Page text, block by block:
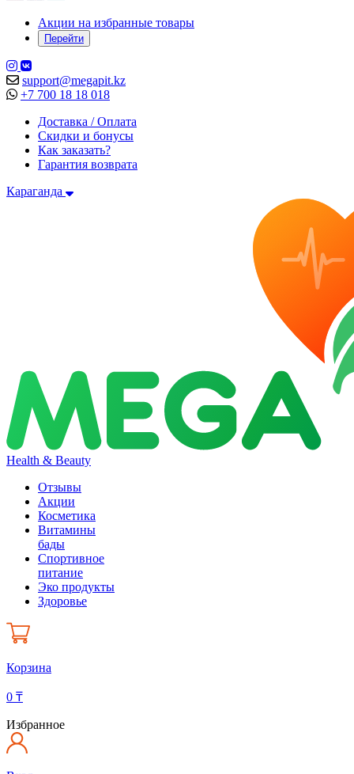
Акции на избранные товары
Перейти
support@megapit.kz
+7 700 18 18 018
Доставка / Оплата
Скидки и бонусы
Как заказать?
Гарантия возврата
Караганда
Health & Beauty
Отзывы
Акции
Косметика
Витамины
бады
Спортивное
питание
Эко продукты
Здоровье
Корзина
0 ₸
Избранное